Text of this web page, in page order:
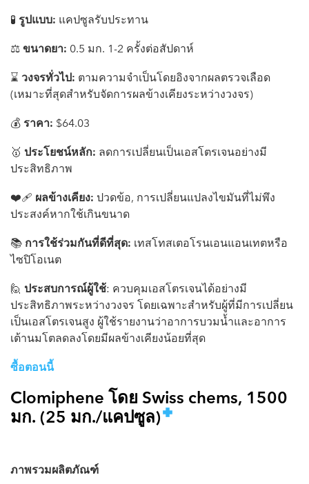
🧪 รูปแบบ: แคปซูลรับประทาน
⚖️ ขนาดยา: 0.5 มก. 1-2 ครั้งต่อสัปดาห์
⌛️ วงจรทั่วไป: ตามความจำเป็นโดยอิงจากผลตรวจเลือด
(เหมาะที่สุดสำหรับจัดการผลข้างเคียงระหว่างวงจร)
💰 ราคา: $64.03
🥇 ประโยชน์หลัก: ลดการเปลี่ยนเป็นเอสโตรเจนอย่างมี
ประสิทธิภาพ
❤️‍🩹 ผลข้างเคียง: ปวดข้อ, การเปลี่ยนแปลงไขมันที่ไม่พึง
ประสงค์หากใช้เกินขนาด
📚 การใช้ร่วมกันที่ดีที่สุด: เทสโทสเตอโรนเอนแอนเทตหรือ
ไซปิโอเนต
🙋 ประสบการณ์ผู้ใช้: ควบคุมเอสโตรเจนได้อย่างมี
ประสิทธิภาพระหว่างวงจร โดยเฉพาะสำหรับผู้ที่มีการเปลี่ยน
เป็นเอสโตรเจนสูง ผู้ใช้รายงานว่าอาการบวมน้ำและอาการ
เต้านมโตลดลงโดยมีผลข้างเคียงน้อยที่สุด
ซื้อตอนนี้
Clomiphene โดย Swiss chems, 1500
มก. (25 มก./แคปซูล)
ภาพรวมผลิตภัณฑ์